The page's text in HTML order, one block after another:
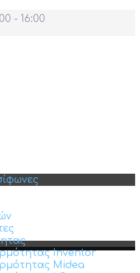
- 16:00
Inventor
Midea